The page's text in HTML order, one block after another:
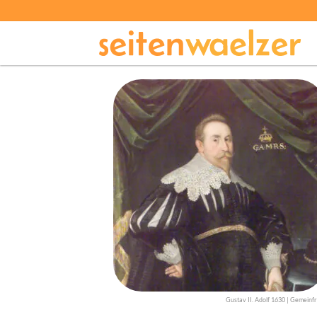
Gustav II. Adolf 1630 |